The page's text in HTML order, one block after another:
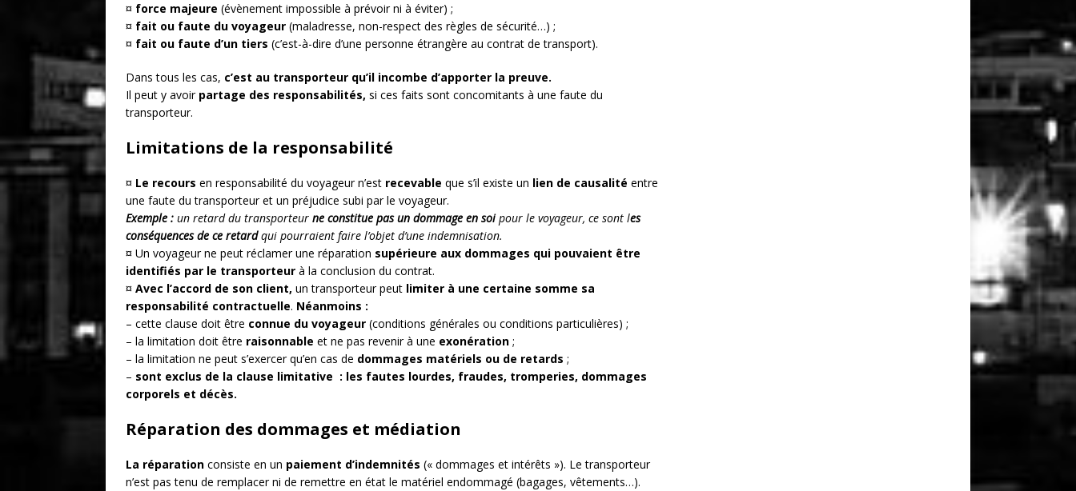
¤ force majeure (évènement impossible à prévoir ni à éviter) ;
¤ fait ou faute du voyageur (maladresse, non-respect des règles de sécurité…) ;
¤ fait ou faute d’un tiers (c’est-à-dire d’une personne étrangère au contrat de transport).
Dans tous les cas, c’est au transporteur qu’il incombe d’apporter la preuve.
Il peut y avoir partage des responsabilités, si ces faits sont concomitants à une faute du
transporteur.
Limitations de la responsabilité
¤ Le recours en responsabilité du voyageur n’est recevable que s’il existe un lien de causalité entre
une faute du transporteur et un préjudice subi par le voyageur.
Exemple : un retard du transporteur ne constitue pas un dommage en soipour le voyageur, ce sont les
conséquences de ce retardqui pourraient faire l’objet d’une indemnisation.
¤ Un voyageur ne peut réclamer une réparation supérieure aux dommages qui pouvaient être
identifiés par le transporteur à la conclusion du contrat.
¤ Avec l’accord de son client, un transporteur peut limiter à une certaine somme sa
responsabilité contractuelle. Néanmoins :
– cette clause doit être connue du voyageur (conditions générales ou conditions particulières) ;
– la limitation doit être raisonnable et ne pas revenir à une exonération ;
– la limitation ne peut s’exercer qu’en cas de dommages matériels ou de retards ;
– sont exclus de la clause limitative : les fautes lourdes, fraudes, tromperies, dommages
corporels et décès.
Réparation des dommages et médiation
La réparation consiste en un paiement d’indemnités (« dommages et intérêts »). Le transporteur
n’est pas tenu de remplacer ni de remettre en état le matériel endommagé (bagages, vêtements…).